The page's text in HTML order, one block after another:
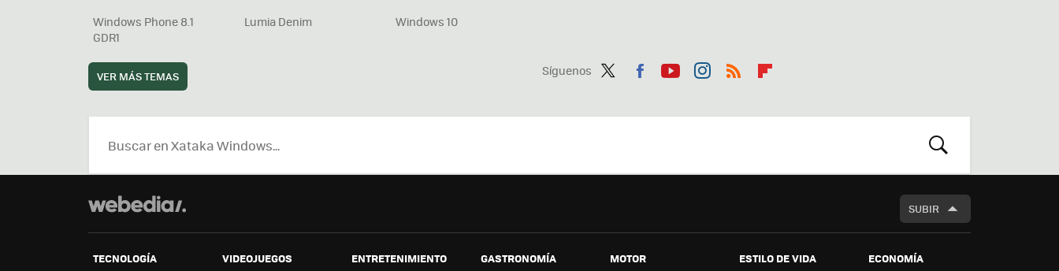
Síguenos
ter
ebo tub agr
boa
Windows Phone 8.1
GDR1
Lumia Denim Windows 10
VER MÁS TEMAS
BUSCAR
SUBIR
TECNOLOGÍA VIDEOJUEGOS ENTRETENIMIENTO GASTRONOMÍA MOTOR ESTILO DE VIDA ECONOMÍA